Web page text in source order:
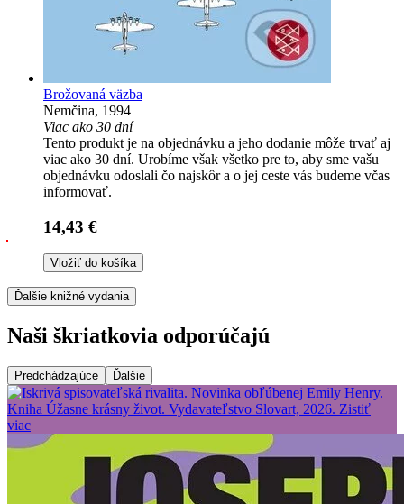
Brožovaná väzba
Nemčina, 1994
Viac ako 30 dní
Tento produkt je na objednávku a jeho dodanie môže trvať aj
viac ako 30 dní. Urobíme však všetko pre to, aby sme vašu
objednávku odoslali čo najskôr a o jej ceste vás budeme včas
informovať.
14,43 €
Vložiť do košíka
Ďalšie knižné vydania
Naši škriatkovia odporúčajú
Predchádzajúce Ďalšie